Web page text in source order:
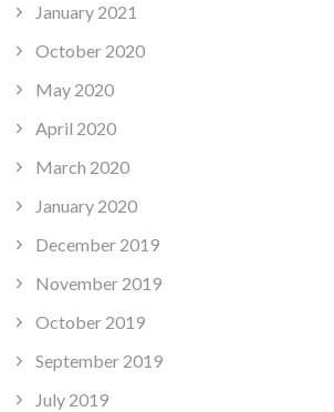
January 2021
October 2020
May 2020
April 2020
March 2020
January 2020
December 2019
November 2019
October 2019
September 2019
July 2019